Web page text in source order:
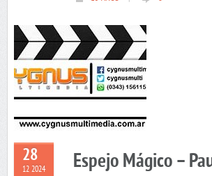
28
12 2024 Espejo Mágico –